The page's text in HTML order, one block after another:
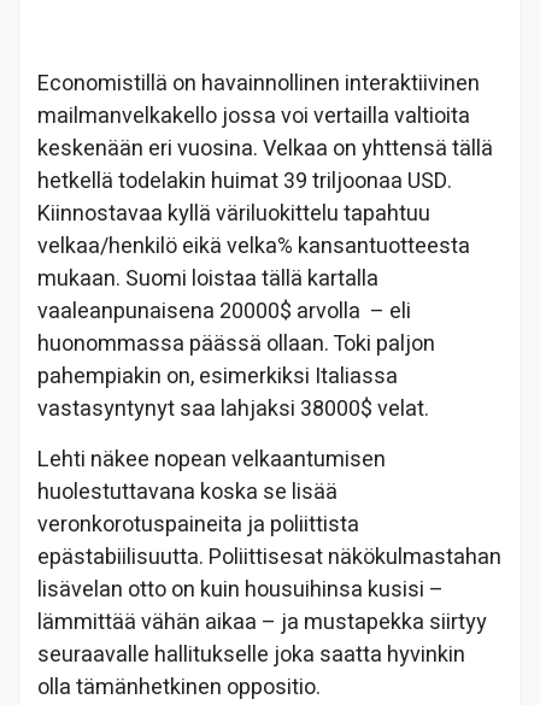
Economistillä on havainnollinen interaktiivinen
mailmanvelkakello jossa voi vertailla valtioita
keskenään eri vuosina. Velkaa on yhttensä tällä
hetkellä todelakin huimat 39 triljoonaa USD.
Kiinnostavaa kyllä väriluokittelu tapahtuu
velkaa/henkilö eikä velka% kansantuotteesta
mukaan. Suomi loistaa tällä kartalla
vaaleanpunaisena 20000$ arvolla – eli
huonommassa päässä ollaan. Toki paljon
pahempiakin on, esimerkiksi Italiassa
vastasyntynyt saa lahjaksi 38000$ velat.
Lehti näkee nopean velkaantumisen
huolestuttavana koska se lisää
veronkorotuspaineita ja poliittista
epästabiilisuutta. Poliittisesat näkökulmastahan
lisävelan otto on kuin housuihinsa kusisi –
lämmittää vähän aikaa – ja mustapekka siirtyy
seuraavalle hallitukselle joka saatta hyvinkin
olla tämänhetkinen oppositio.